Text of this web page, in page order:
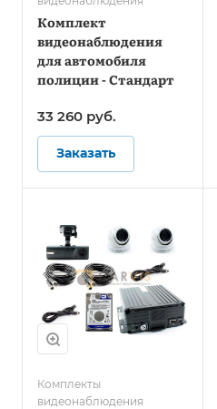
Комплект
видеонаблюдения
для автомобиля
полиции - Стандарт
33 260 руб.
Заказать
Комплекты
видеонаблюдения